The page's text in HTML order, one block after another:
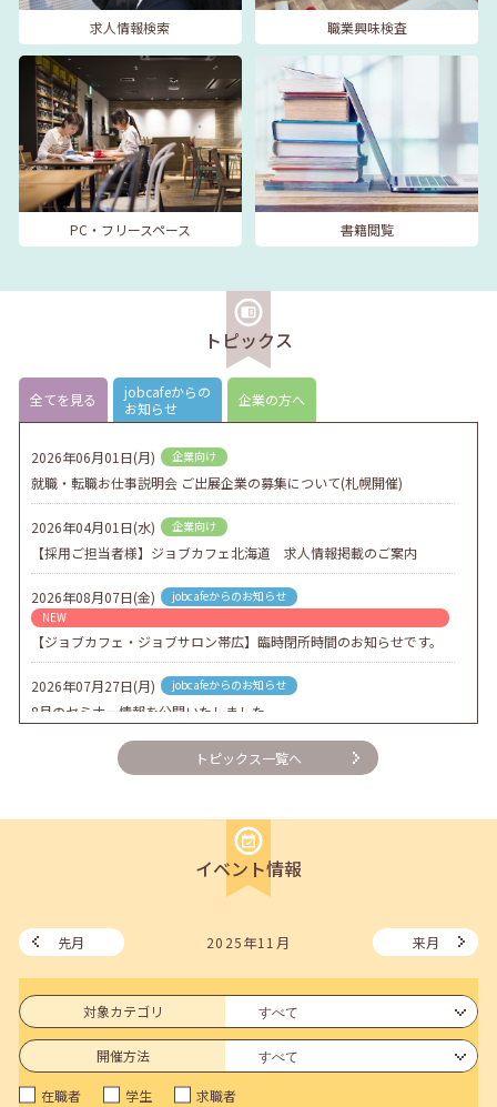
求人情報検索 職業興味検査
PC・フリースペース 書籍閲覧
トピックス
全てを見る
jobcafeからの
お知らせ
企業の方へ
2026年06月01日(月) 企業向け
就職・転職お仕事説明会 ご出展企業の募集について(札幌開催)
2026年04月01日(水) 企業向け
【採用ご担当者様】ジョブカフェ北海道 求人情報掲載のご案内
2026年08月07日(金)
jobcafeからのお知らせ
NEW
【ジョブカフェ・ジョブサロン帯広】臨時閉所時間のお知らせです。
2026年07月27日(月) jobcafeからのお知らせ
8月のセミナー情報を公開いたしました。
2026年07月01日(水) 企業向け
企業様向けセミナー「現場を巻き込む！人事のための『越境人材育
jobcafeからのお知らせ
7月のセミナー情報を公開いたしました。
メールカウンセリング、就職決定報告フォーム復旧いたしました。
2026年05月25日(月) jobcafeからのお知らせ
6月のセミナー情報を公開いたしました。
2026年05月01日(金) jobcafeからのお知らせ
連休前後（ゴールデンウィーク）のメールキャリア・アドバイス対応
についてのお知らせ
トピックス一覧へ
イベント情報
先月 2025年11月 来月
対象カテゴリ
開催方法
在職者 学生 求職者